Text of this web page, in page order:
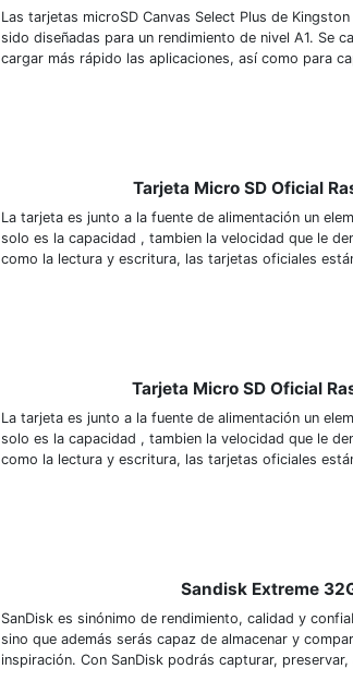
Las tarjetas microSD Canvas Select Plus de
sido diseñadas para un rendimiento de nivel A1. Se
cargar más rápido las aplicaciones, así como para
Tarjeta Micro SD Oficial
La tarjeta es junto a la fuente de alimentación un
solo es la capacidad , tambien la velocidad que le
como la lectura y escritura, las tarjetas oficiales
Tarjeta Micro SD Oficial
La tarjeta es junto a la fuente de alimentación un
solo es la capacidad , tambien la velocidad que le
como la lectura y escritura, las tarjetas oficiales
Sandisk Extreme
SanDisk es sinónimo de rendimiento, calidad y
sino que además serás capaz de almacenar y
inspiración. Con SanDisk podrás capturar,